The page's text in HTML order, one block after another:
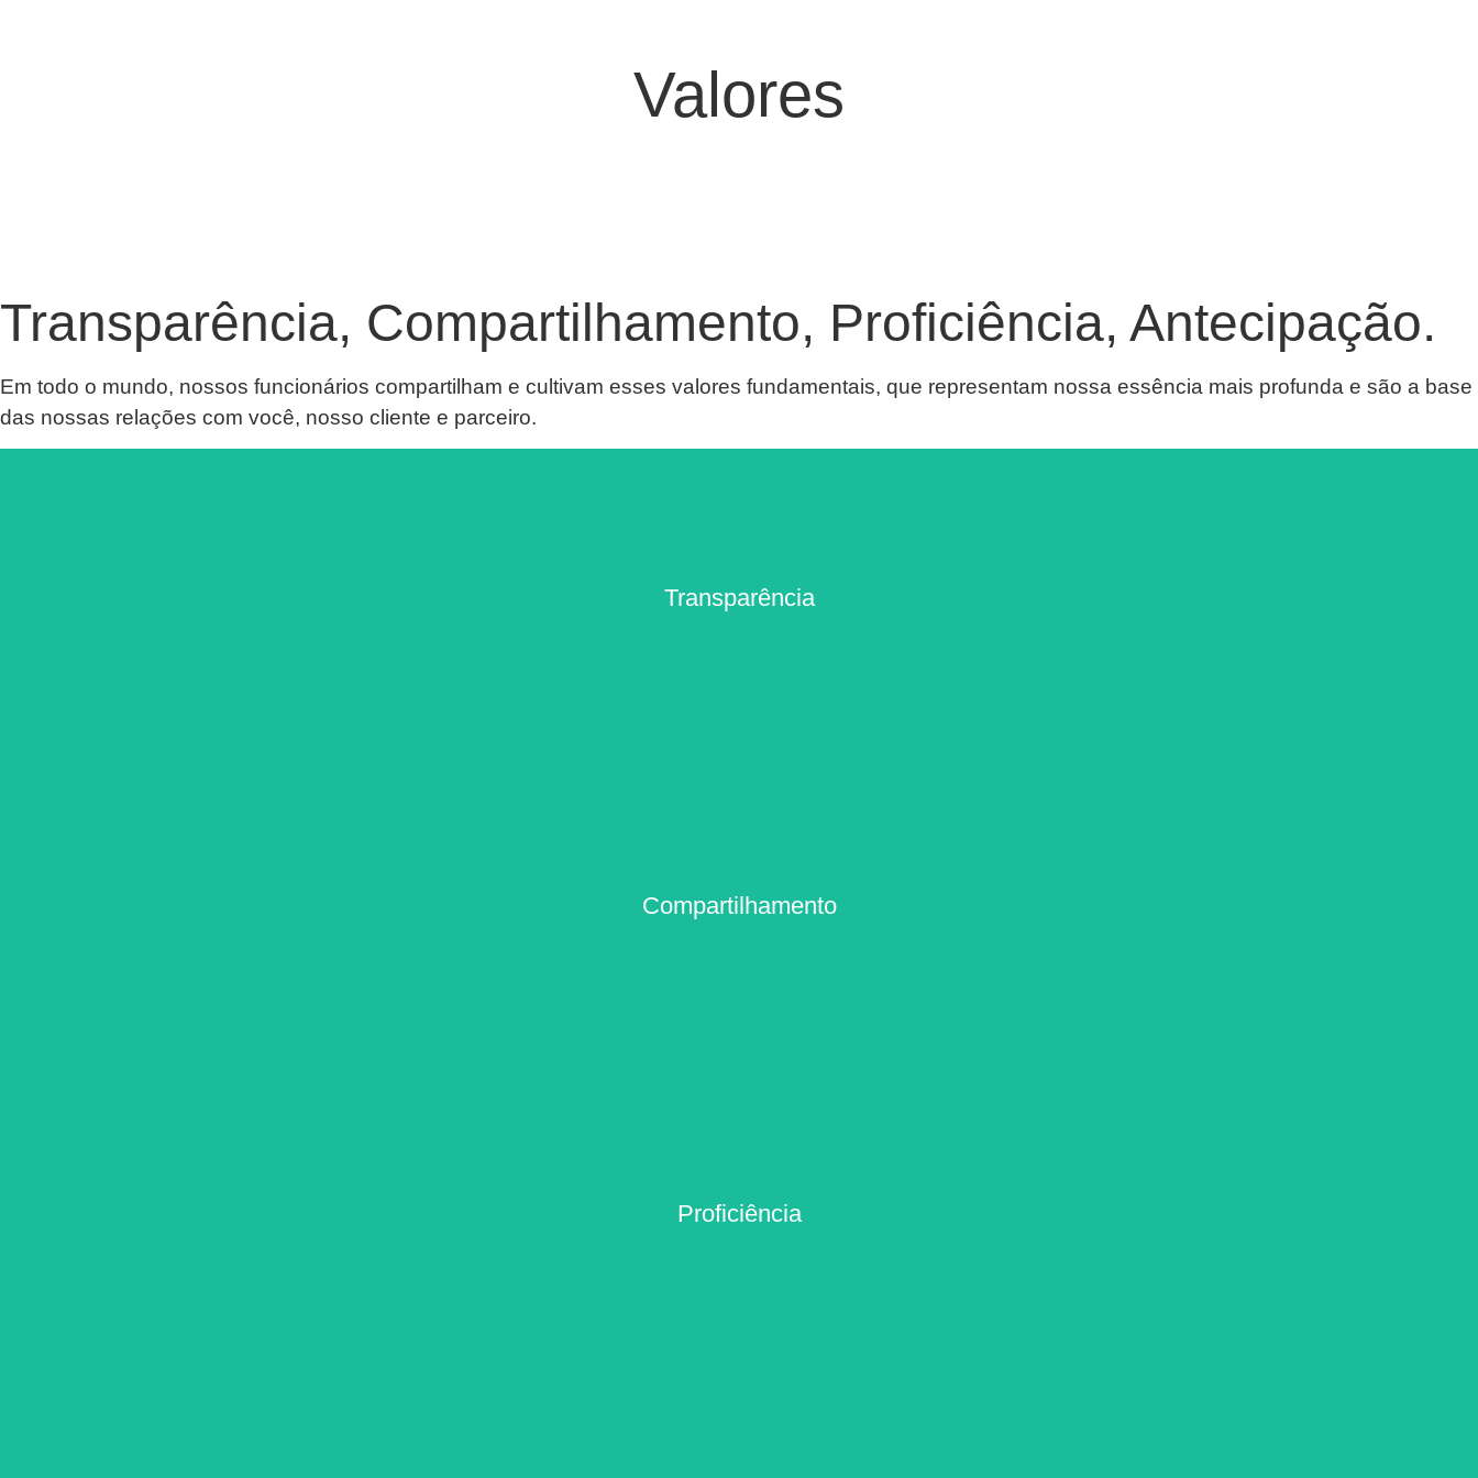
Valores
Transparência, Compartilhamento, Proficiência, Antecipação.
Em todo o mundo, nossos funcionários compartilham e cultivam esses valores fundamentais, que representam nossa essência mais profunda e são a base
das nossas relações com você, nosso cliente e parceiro.
Transparência
Construímos relações de longo prazo sendo abertos, éticos e corretos. Em um campo que se depara com questões sanitárias e de conformidade, as pessoas confiam em nós porque cumprimos com
Compartilhamento
Aprendemos e progredimos a partir da experiência dos clientes, colegas e parceiros. Uma comunicação honesta entre pessoas com diferentes experiências nos ajuda a desenvolver novas soluções e
Proficiência